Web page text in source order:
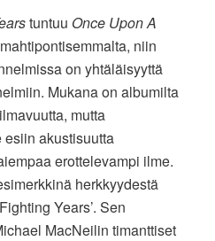
tuntuu Once Upon A
niin
on yhtäläisyyttä
Mukana on albumilta
mutta
esiin akustisuutta
erottelevampi ilme.
herkkyydestä
Years’. Sen
MacNeilin timanttiset